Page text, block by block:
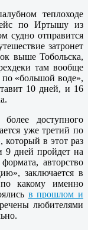
теплоходе
по Иртышу из
судно отправится
затронет
выше Тобольска,
там вообще
«большой воде»,
10 дней, и 16
доступного
уже третий по
который в этот раз
9 дней пройдет на
авторство
заключается в
какому именно
в прошлом и
любителями